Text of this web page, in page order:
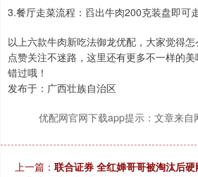
3.餐厅走菜流程：舀出牛肉200克装盘即可走
以上六款牛肉新吃法御龙优配，大家觉得怎
点赞关注不迷路，这里还有更多不一样的
错过哦！
发布于：广西壮族自治区
优配网官网下载app提示：文章来自
上一篇： 联合证券 全红婵哥哥被淘汰后